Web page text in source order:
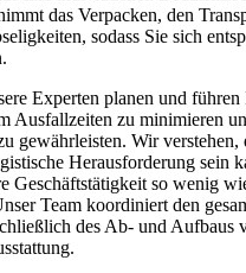
das Verpacken, den
sodass Sie sich
Experten planen und führen
Ausfallzeiten zu minimieren
gewährleisten. Wir verstehen,
Herausforderung sein
Geschäftstätigkeit so wenig
Team koordiniert den
des Ab- und Aufbaus